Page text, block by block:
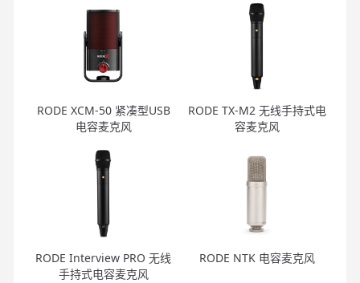
RODE XCM-50 紧凑型USB
电容麦克风
RODE TX-M2 无线手持式电
容麦克风
RODE Interview PRO 无线
手持式电容麦克风
RODE NTK 电容麦克风